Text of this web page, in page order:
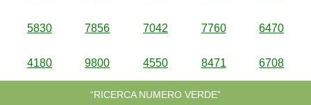
5830 7856 7042 7760 6470
4180 9800 4550 8471 6708
“RICERCA NUMERO VERDE”